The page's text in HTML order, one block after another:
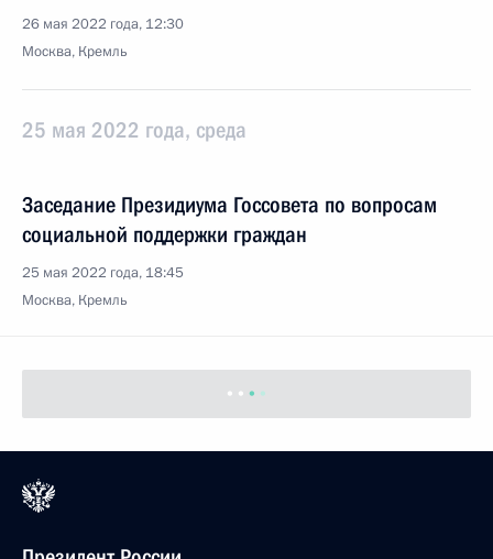
26 мая 2022 года, 12:30
Москва, Кремль
25 мая 2022 года, среда
Заседание Президиума Госсовета по вопросам
социальной поддержки граждан
25 мая 2022 года, 18:45
Москва, Кремль